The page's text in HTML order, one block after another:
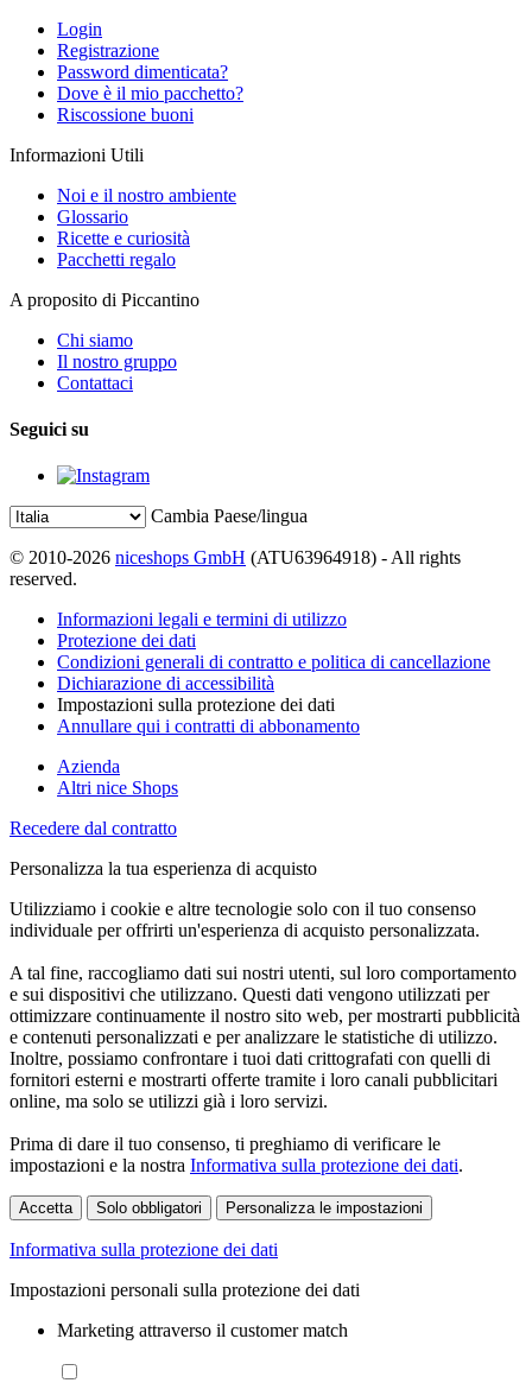
Login
Registrazione
Password dimenticata?
Dove è il mio pacchetto?
Riscossione buoni
Informazioni Utili
Noi e il nostro ambiente
Glossario
Ricette e curiosità
Pacchetti regalo
A proposito di Piccantino
Chi siamo
Il nostro gruppo
Contattaci
Seguici su
Cambia Paese/lingua
© 2010-2026 niceshops GmbH (ATU63964918) - All rights
reserved.
Informazioni legali e termini di utilizzo
Protezione dei dati
Condizioni generali di contratto e politica di cancellazione
Dichiarazione di accessibilità
Impostazioni sulla protezione dei dati
Annullare qui i contratti di abbonamento
Azienda
Altri nice Shops
Recedere dal contratto
Personalizza la tua esperienza di acquisto
Utilizziamo i cookie e altre tecnologie solo con il tuo consenso
individuale per offrirti un'esperienza di acquisto personalizzata.
A tal fine, raccogliamo dati sui nostri utenti, sul loro comportamento
e sui dispositivi che utilizzano. Questi dati vengono utilizzati per
ottimizzare continuamente il nostro sito web, per mostrarti pubblicità
e contenuti personalizzati e per analizzare le statistiche di utilizzo.
Inoltre, possiamo confrontare i tuoi dati crittografati con quelli di
fornitori esterni e mostrarti offerte tramite i loro canali pubblicitari
online, ma solo se utilizzi già i loro servizi.
Prima di dare il tuo consenso, ti preghiamo di verificare le
impostazioni e la nostra Informativa sulla protezione dei dati.
Accetta Solo obbligatori Personalizza le impostazioni
Informativa sulla protezione dei dati
Impostazioni personali sulla protezione dei dati
Marketing attraverso il customer match